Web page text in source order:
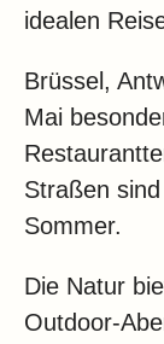
idealen
Brüssel,
Mai
Straßen
Sommer.
Die Natur
Outdoor-